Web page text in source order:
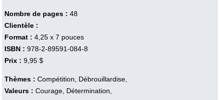
Nombre de pages : 48
Clientèle :
Format : 4,25 x 7 pouces
ISBN : 978-2-89591-084-8
Prix : 9,95 $
Thèmes : Compétition, Débrouillardise,
Valeurs : Courage, Détermination,